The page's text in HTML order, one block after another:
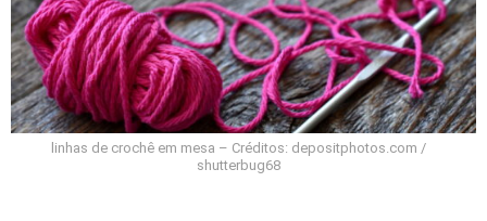
linhas de crochê em mesa – Créditos: depositphotos.com /
shutterbug68